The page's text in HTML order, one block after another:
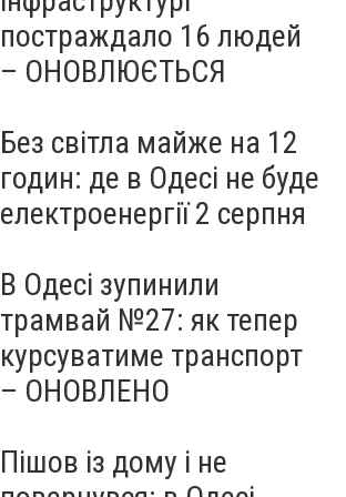
постраждало 16 людей
– ОНОВЛЮЄТЬСЯ
Без світла майже на 12
годин: де в Одесі не буде
електроенергії 2 серпня
В Одесі зупинили
трамвай №27: як тепер
курсуватиме транспорт
– ОНОВЛЕНО
Пішов із дому і не